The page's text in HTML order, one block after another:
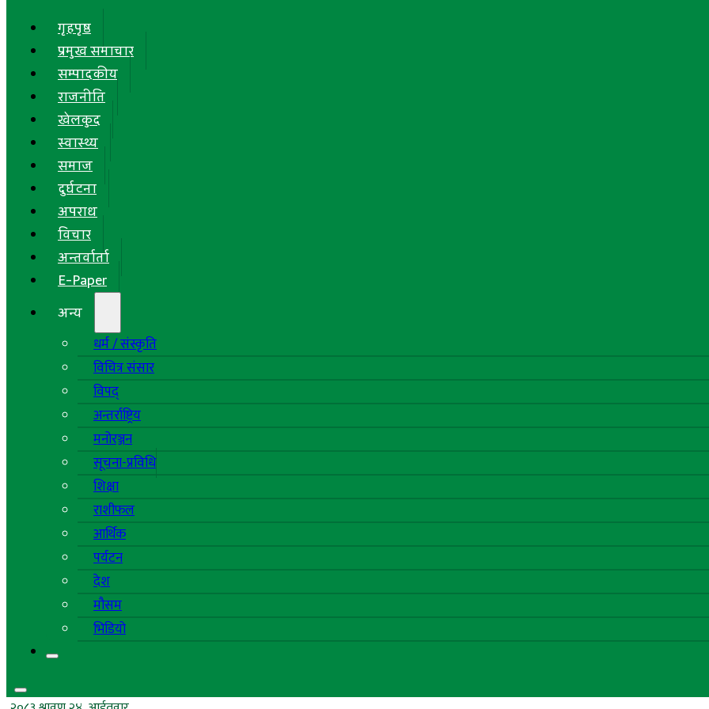
गृहपृष्ठ
प्रमुख समाचार
सम्पादकीय
राजनीति
खेलकुद
स्वास्थ्य
समाज
दुर्घटना
अपराध
विचार
अन्तर्वार्ता
E-Paper
अन्य
धर्म / संस्कृति
विचित्र संसार
विपद्
अन्तर्राष्ट्रिय
मनोरञ्जन
सूचना-प्रविधि
शिक्षा
राशीफल
आर्थिक
पर्यटन
देश
मौसम
भिडियो